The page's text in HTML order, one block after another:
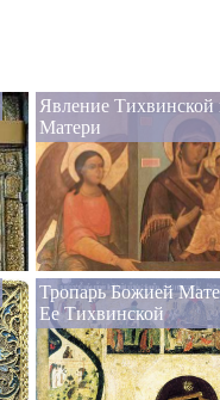
Явление
Матери
Тропарь Божией
Ее Тихвинской